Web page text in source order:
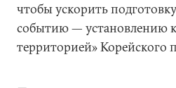
чтобы ускорить
событию — установлению
территорией» Корейского